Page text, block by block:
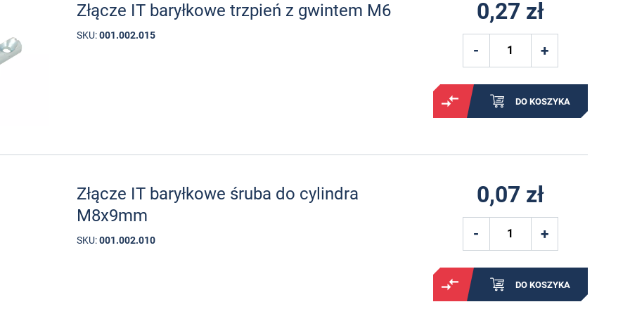
Złącze IT baryłkowe trzpień z gwintem M6
SKU: 001.002.015
0,27 zł
DO KOSZYKA
Złącze IT baryłkowe śruba do cylindra
M8x9mm
SKU: 001.002.010
0,07 zł
DO KOSZYKA